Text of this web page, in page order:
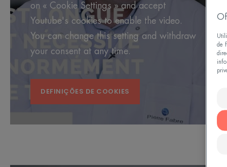
on « Cookie Settings » and accept
Youtube's cookies to enable the video.
You can change this setting and withdraw
your consent at any time.
DEFINIÇÕES DE COOKIES
de